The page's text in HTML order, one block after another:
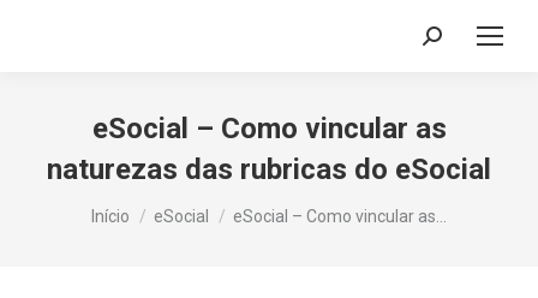
Search:
eSocial – Como vincular as
naturezas das rubricas do eSocial
Você está aqui:
Início eSocial eSocial – Como vincular as…